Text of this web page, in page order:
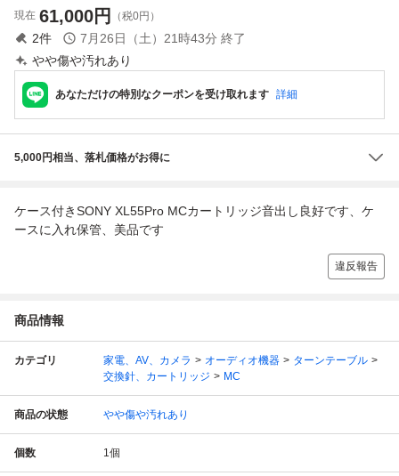
現在 61,000円 （税0円）
2件 7月26日（土）21時43分 終了
やや傷や汚れあり
あなただけの特別なクーポンを受け取れます 詳細
5,000円相当、落札価格がお得に
ケース付きSONY XL55Pro MCカートリッジ音出し良好です、ケ
ースに入れ保管、美品です
違反報告
商品情報
カテゴリ 家電、AV、カメラ オーディオ機器
ターンテーブル
交換針、カートリッジ
MC
商品の状態 やや傷や汚れあり
個数 1個